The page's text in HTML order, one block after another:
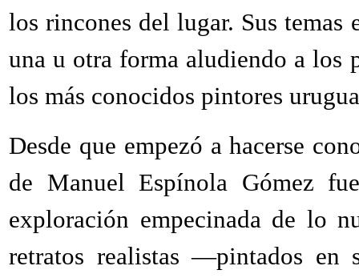
los rincones del lugar. Sus temas
una u otra forma aludiendo a los
los más conocidos pintores
Desde que empezó a hacerse
de Manuel Espínola Gómez
exploración empecinada de lo
retratos realistas —pintados